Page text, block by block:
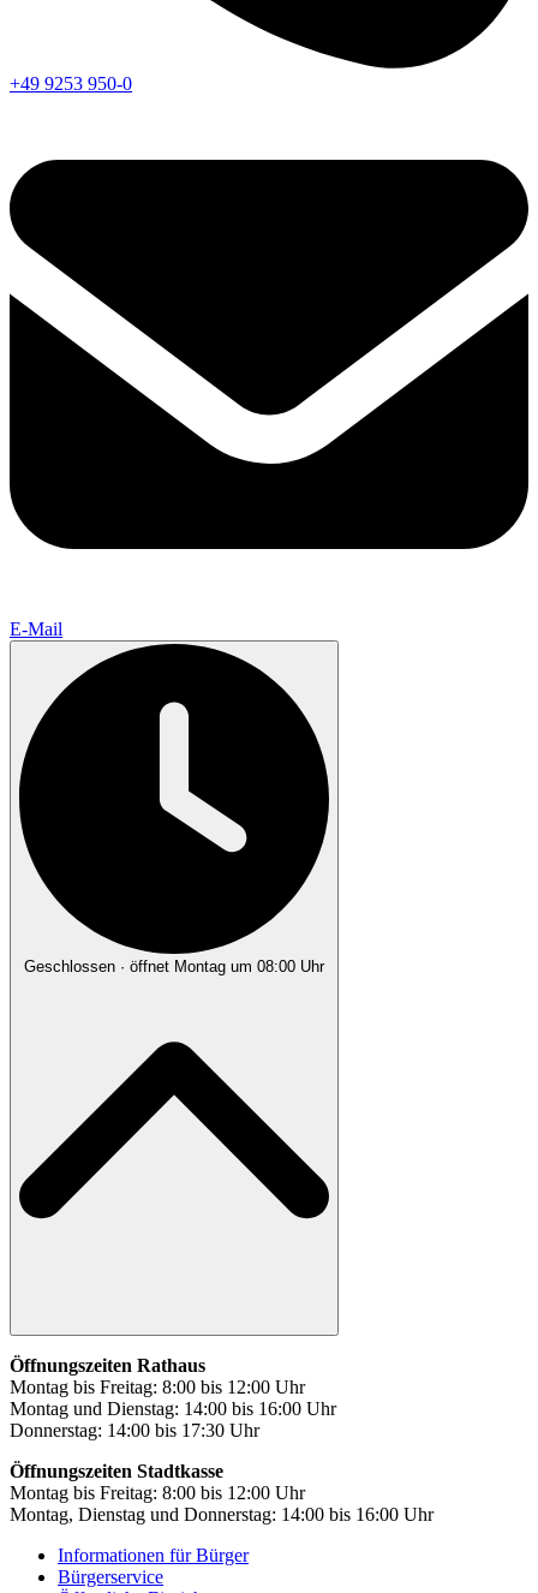
+49 9253 950-0
E-Mail
Geschlossen · öffnet Montag um 08:00 Uhr
Öffnungszeiten Rathaus
Montag bis Freitag: 8:00 bis 12:00 Uhr
Montag und Dienstag: 14:00 bis 16:00 Uhr
Donnerstag: 14:00 bis 17:30 Uhr
Öffnungszeiten Stadtkasse
Montag bis Freitag: 8:00 bis 12:00 Uhr
Montag, Dienstag und Donnerstag: 14:00 bis 16:00 Uhr
Informationen für Bürger
Bürgerservice